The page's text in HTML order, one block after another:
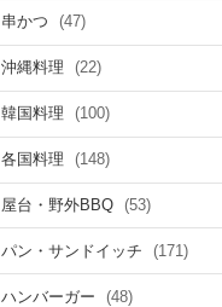
串かつ (47)
沖縄料理 (22)
韓国料理 (100)
各国料理 (148)
屋台・野外BBQ (53)
パン・サンドイッチ (171)
ハンバーガー (48)